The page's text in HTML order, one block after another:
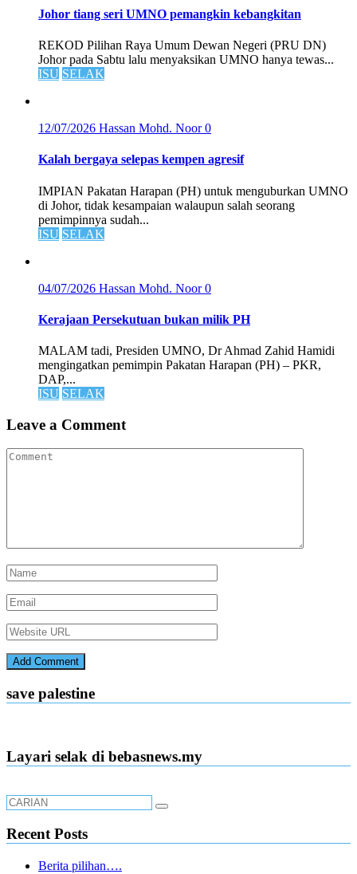
Johor tiang seri UMNO pemangkin kebangkitan
REKOD Pilihan Raya Umum Dewan Negeri (PRU DN)
Johor pada Sabtu lalu menyaksikan UMNO hanya tewas...
ISU SELAK
12/07/2026 Hassan Mohd. Noor0
Kalah bergaya selepas kempen agresif
IMPIAN Pakatan Harapan (PH) untuk menguburkan UMNO
di Johor, tidak kesampaian walaupun salah seorang
pemimpinnya sudah...
ISU SELAK
04/07/2026 Hassan Mohd. Noor0
Kerajaan Persekutuan bukan milik PH
MALAM tadi, Presiden UMNO, Dr Ahmad Zahid Hamidi
mengingatkan pemimpin Pakatan Harapan (PH) – PKR,
DAP,...
ISU SELAK
Leave a Comment
save palestine
Layari selak di bebasnews.my
Recent Posts
Berita pilihan….